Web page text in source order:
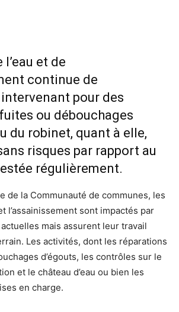
et de
continue de
pour des
ou débouchages
du robinet, quant à elle,
risques par rapport au
régulièrement.
de la Communauté de communes, les
l’assainissement sont impactés par
mais assurent leur travail
Les activités, dont les réparations
d’égouts, les contrôles sur le
et le château d’eau ou bien les
en charge.